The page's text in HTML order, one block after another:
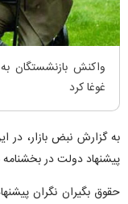
غوغا کرد
به گزارش نبض بازار، در
پیشنهاد دولت در بخشنامه بودجه سال